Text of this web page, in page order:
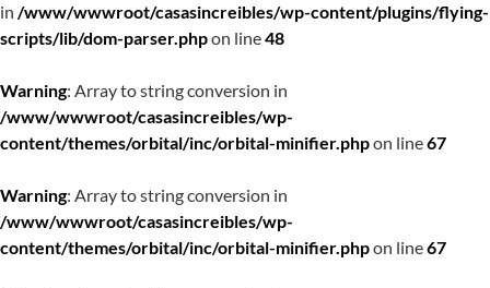
in /www/wwwroot/casasincreibles/wp-content/plugins/flying-
scripts/lib/dom-parser.phpon line48
Warning: Array to string conversion in
/www/wwwroot/casasincreibles/wp-
content/themes/orbital/inc/orbital-minifier.phpon line67
Warning: Array to string conversion in
/www/wwwroot/casasincreibles/wp-
content/themes/orbital/inc/orbital-minifier.phpon line67